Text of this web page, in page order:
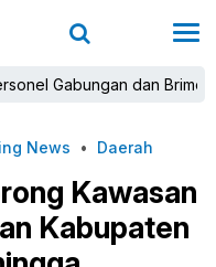
dan Brimob,
News • Daerah
Kawasan
Kabupaten